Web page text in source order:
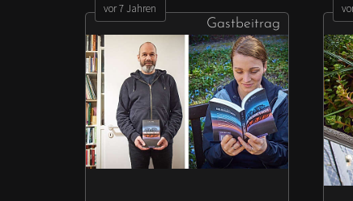
vor 7 Jahren
Gastbeitrag